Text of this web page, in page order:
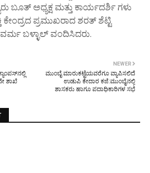
ಬೂತ್ ಅಧ್ಯಕ್ಷ ಮತ್ತು ಕಾರ್ಯದರ್ಶಿ ಗಳು
ಕೇಂದ್ರದ ಪ್ರಮುಖರಾದ ಶರತ್ ಶೆಟ್ಟಿ
ವರ್ಮ ಬಳ್ಳಾಲ್ ವಂದಿಸಿದರು.
NEWER
ಮುಂಬೈ ಮಾರುಕಟ್ಟೆಯವರೆಗೂ ವ್ಯಾಪಿಸಲಿದೆ
ಉಡುಪಿ ಕೇದಾರ ಕಜೆ:ಮುಂಬೈನಲ್ಲಿ
ಶಾಸಕರು ಹಾಗೂ ಪದಾಧಿಕಾರಿಗಳ ಸಭೆ
ಶಾಖೆ